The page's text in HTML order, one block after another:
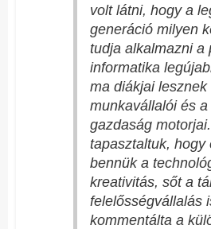
volt látni, hogy a
generáció milyen
tudja alkalmazni a
informatika
ma diákjai lesznek
munkavállalói és
gazdaság
tapasztaltuk, hogy
bennük a
kreativitás, sőt a
felelősségvállalás
kommentálta a